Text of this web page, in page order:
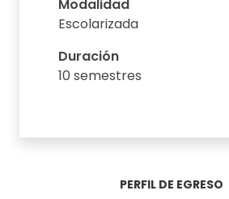
Modalidad
Escolarizada
Duración
10 semestres
PERFIL DE EGRESO